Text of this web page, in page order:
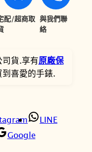
2
,
8
0
配/超商取 與我們聯
絡
貨.享有原廠保
喜愛的手錶.
LINE
Google